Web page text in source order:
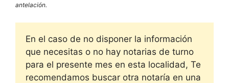
antelación.
En el caso de no disponer la información
que necesitas o no hay notarias de turno
para el presente mes en esta localidad, Te
recomendamos buscar otra notaría en una